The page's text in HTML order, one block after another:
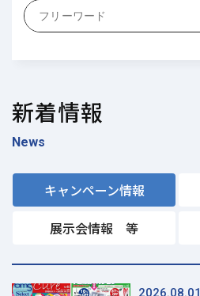
新着情報
News
キャンペーン情報
展示会情報 等
2026.08.01